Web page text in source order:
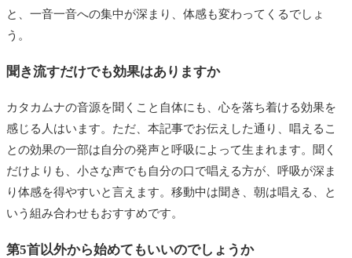
と、一音一音への集中が深まり、体感も変わってくるでしょ
う。
聞き流すだけでも効果はありますか
カタカムナの音源を聞くこと自体にも、心を落ち着ける効果を
感じる人はいます。ただ、本記事でお伝えした通り、唱えるこ
との効果の一部は自分の発声と呼吸によって生まれます。聞く
だけよりも、小さな声でも自分の口で唱える方が、呼吸が深ま
り体感を得やすいと言えます。移動中は聞き、朝は唱える、と
いう組み合わせもおすすめです。
第5首以外から始めてもいいのでしょうか